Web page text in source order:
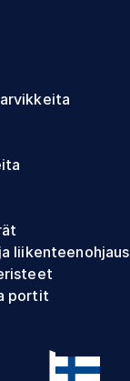
liikenteenohjaus
portit